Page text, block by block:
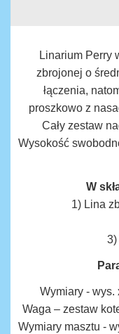
Linarium Perry
zbrojonej o
łączenia,
proszkowo z
Cały zestaw
Wysokość
W
1) Lina
3)
Wymiary - wys.
Waga – zestaw
Wymiary masztu -